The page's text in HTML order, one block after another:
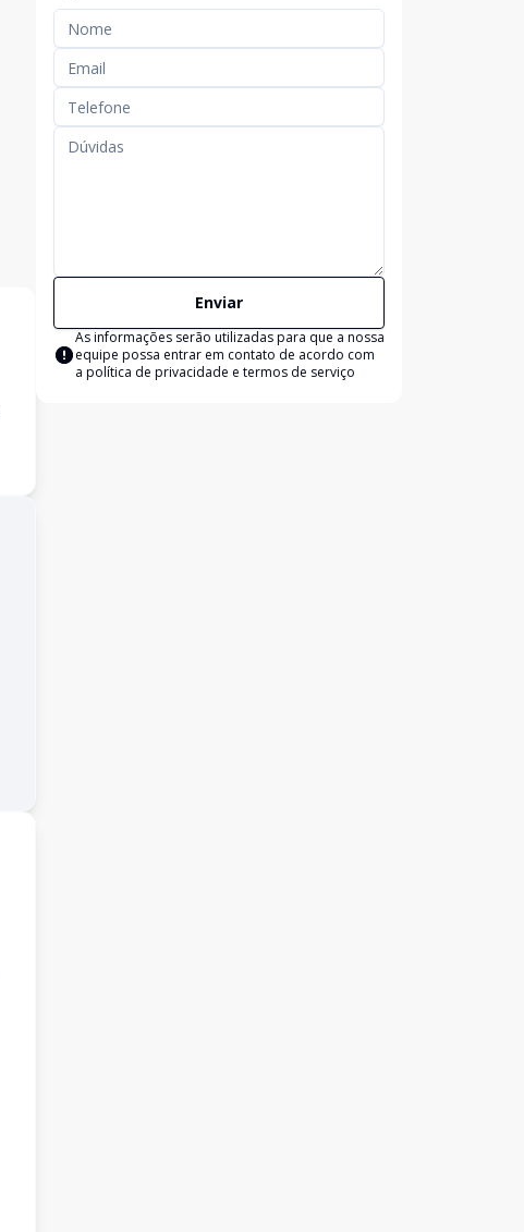
Enviar
As informações serão utilizadas para que a nossa
equipe possa entrar em contato de acordo com
a política de privacidade e termos de serviço